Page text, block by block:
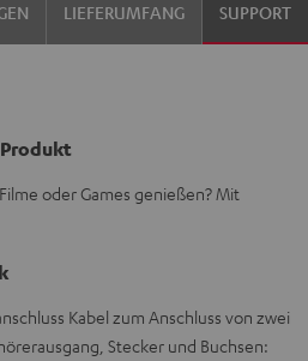
LIEFERUMFANG SUPPORT
oder Games genießen? Mit
Kabel zum Anschluss von zwei
Stecker und Buchsen: